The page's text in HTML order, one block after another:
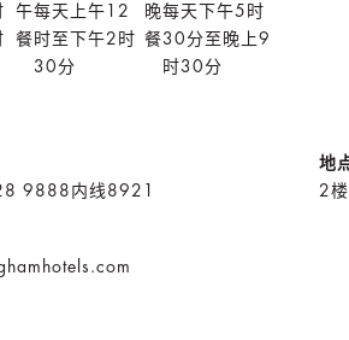
午
餐
每天上午12
时至下午2时
30分
晚
餐
每天下午5时
30分至晚上9
时30分
9888内线8921
地
2楼